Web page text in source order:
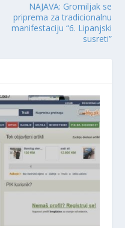
NAJAVA: Gromiljak se
priprema za tradicionalnu
manifestaciju “6. Lipanjski
susreti”